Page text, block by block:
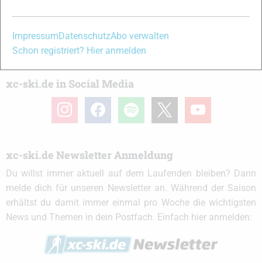
Partner
xc-ski.de in Social Media
instagramfacebook spotify youtube
xc-ski.de Newsletter Anmeldung
Du willst immer aktuell auf dem Laufenden bleiben? Dann
melde dich für unseren Newsletter an. Während der Saison
erhältst du damit immer einmal pro Woche die wichtigsten
News und Themen in dein Postfach. Einfach hier anmelden:
Impressum DatenschutzAbo verwalten
Schon registriert? Hier anmelden